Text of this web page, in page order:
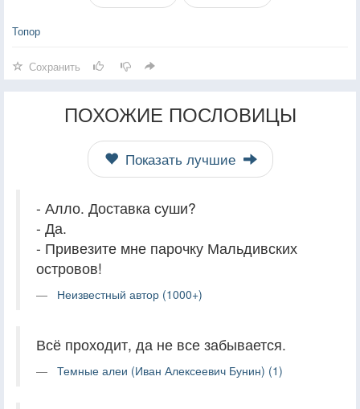
Топор
Сохранить
ПОХОЖИЕ ПОСЛОВИЦЫ
Показать лучшие
- Алло. Доставка суши?
- Да.
- Привезите мне парочку Мальдивских
островов!
Неизвестный автор (1000+)
Всё проходит, да не все забывается.
Темные алеи (Иван Алексеевич Бунин) (1)